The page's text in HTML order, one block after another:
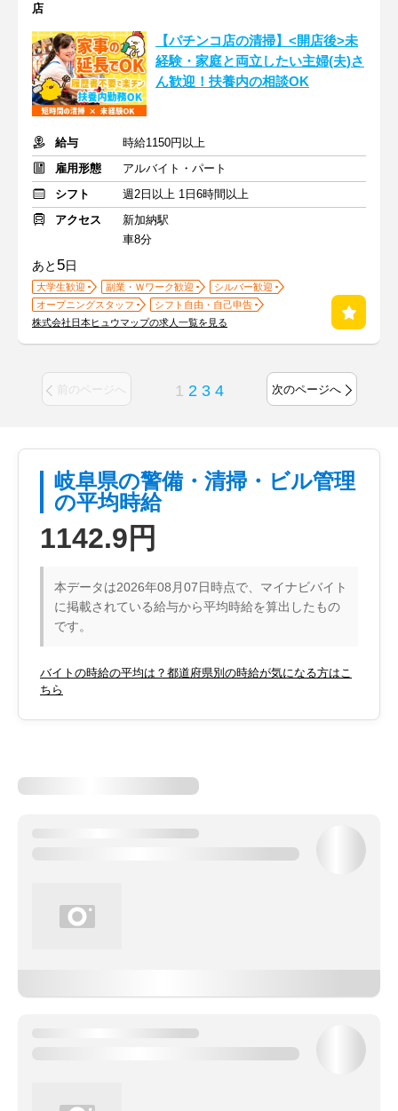
店
【パチンコ店の清掃】<開店後>未
経験・家庭と両立したい主婦(夫)さ
ん歓迎！扶養内の相談OK
給与
時給1150円以上
雇用形態
アルバイト・パート
シフト
週2日以上 1日6時間以上
アクセス
新加納駅
車8分
あと 5日
大学生歓迎 副業・Ｗワーク歓迎
シルバー歓迎
オープニングスタッフ
シフト自由・自己申告
株式会社日本ヒュウマップの求人一覧を見る
前のページへ 1 2 3 4 次のページへ
岐阜県の警備・清掃・ビル管理
の平均時給
1142.9円
本データは2026年08月07日時点で、マイナビバイト
に掲載されている給与から平均時給を算出したもの
です。
バイトの時給の平均は？都道府県別の時給が気になる方はこ
ちら